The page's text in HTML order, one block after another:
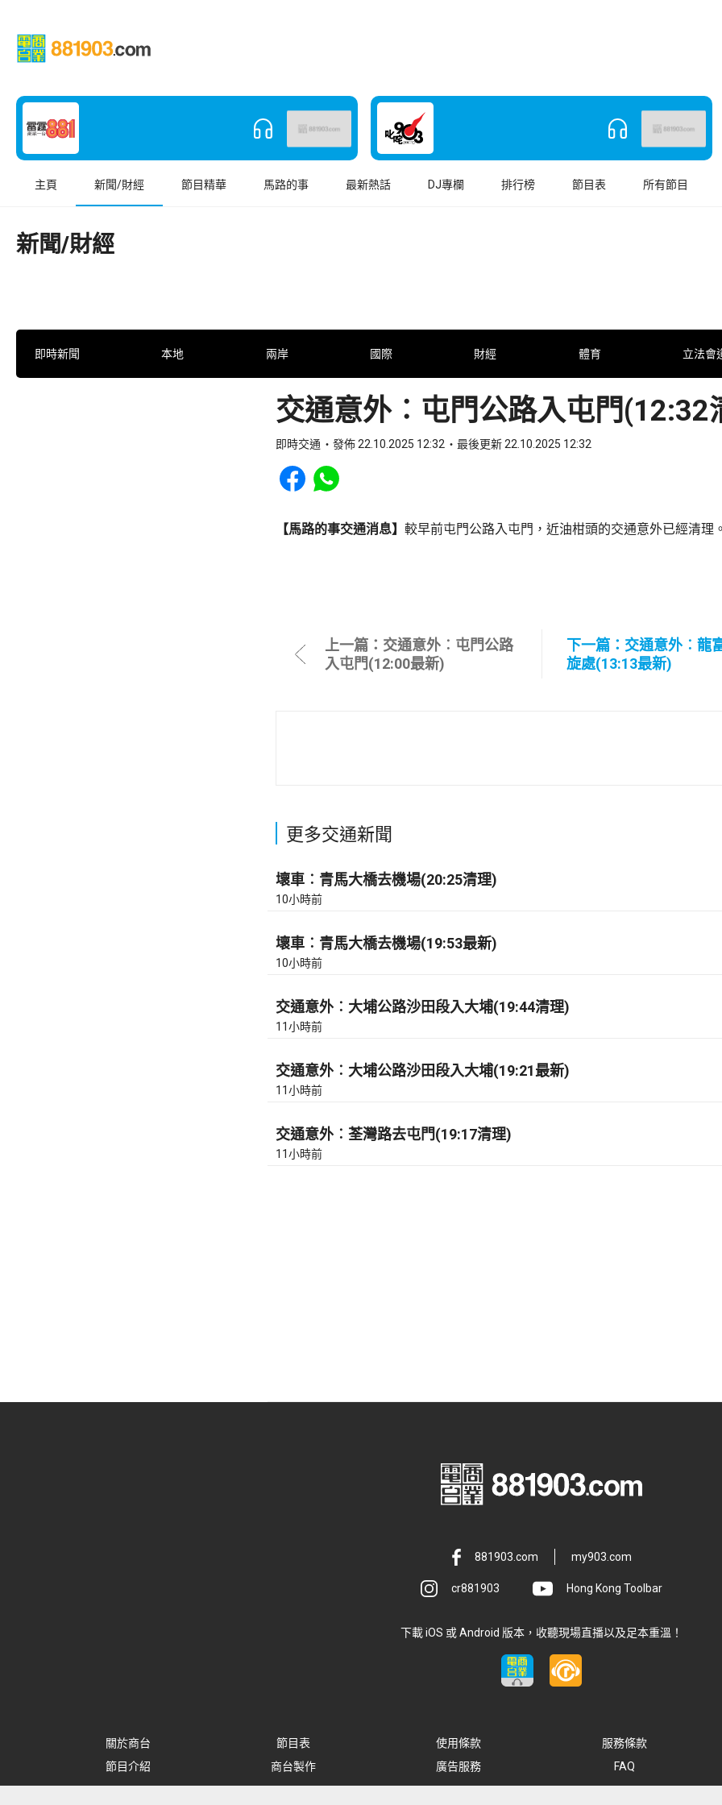
主頁 新聞/財經 節目精華 馬路的事 最新熱話 DJ專欄 排行榜 節目表 所有節目
新聞/財經
即時新聞 本地 兩岸 國際 財經 體育 立法會
交通意外︰屯門公路入屯門(12:32
即時交通 發佈 22.10.2025 12:32 最後更新 22.10.2025 12:32
Share to Facebook
Share to WhatsApp
【馬路的事交通消息】 較早前屯門公路入屯門，近油柑頭的交通意外已經清理。
上一篇：交通意外︰屯門公路
入屯門(12:00最新)
下一篇：交通意外︰龍
旋處(13:13最新)
更多交通新聞
壞車︰青馬大橋去機場(20:25清理)
10小時前
壞車︰青馬大橋去機場(19:53最新)
10小時前
交通意外︰大埔公路沙田段入大埔(19:44清理)
11小時前
交通意外︰大埔公路沙田段入大埔(19:21最新)
11小時前
交通意外︰荃灣路去屯門(19:17清理)
11小時前
881903.com my903.com
cr881903 Hong Kong Toolbar
下載 iOS 或 Android 版本，收聽現場直播以及足本重溫！
關於商台 節目表 使用條款 服務條款
節目介紹
商台製作 廣告服務 FAQ